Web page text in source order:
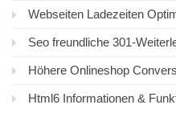
Webseiten Ladezeiten
Seo freundliche 301-
Höhere Onlineshop
Html6 Informationen &